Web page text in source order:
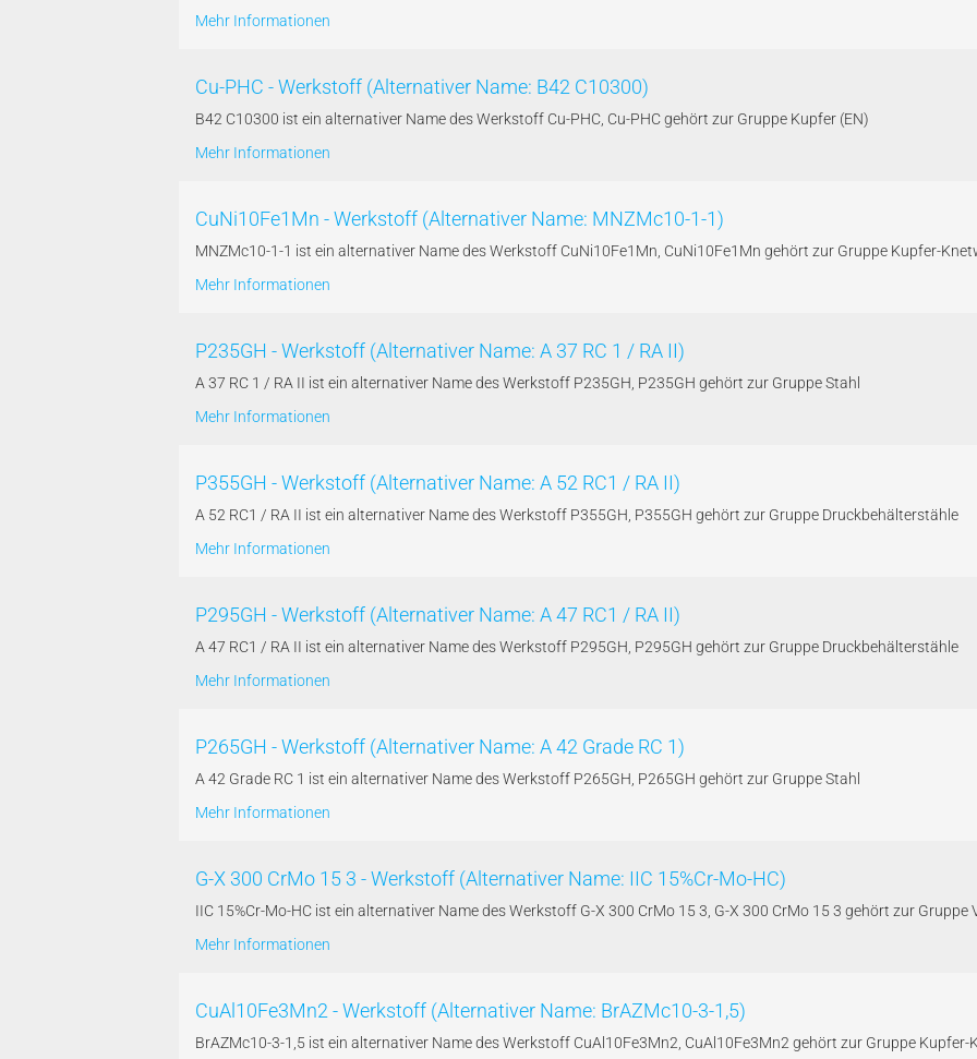
Mehr Informationen
Cu-PHC - Werkstoff (Alternativer Name: B42 C10300)
B42 C10300 ist ein alternativer Name des Werkstoff Cu-PHC, Cu-PHC gehört zur Gruppe Kupfer (EN)
Mehr Informationen
CuNi10Fe1Mn - Werkstoff (Alternativer Name: MNZMc10-1-1)
MNZMc10-1-1 ist ein alternativer Name des Werkstoff CuNi10Fe1Mn, CuNi10Fe1Mn gehört zur Gruppe Kupfer-
Mehr Informationen
P235GH - Werkstoff (Alternativer Name: A 37 RC 1 / RA II)
A 37 RC 1 / RA II ist ein alternativer Name des Werkstoff P235GH, P235GH gehört zur Gruppe Stahl
Mehr Informationen
P355GH - Werkstoff (Alternativer Name: A 52 RC1 / RA II)
A 52 RC1 / RA II ist ein alternativer Name des Werkstoff P355GH, P355GH gehört zur Gruppe Druckbehälterstähle
Mehr Informationen
P295GH - Werkstoff (Alternativer Name: A 47 RC1 / RA II)
A 47 RC1 / RA II ist ein alternativer Name des Werkstoff P295GH, P295GH gehört zur Gruppe Druckbehälterstähle
Mehr Informationen
P265GH - Werkstoff (Alternativer Name: A 42 Grade RC 1)
A 42 Grade RC 1 ist ein alternativer Name des Werkstoff P265GH, P265GH gehört zur Gruppe Stahl
Mehr Informationen
G-X 300 CrMo 15 3 - Werkstoff (Alternativer Name: IIC 15%Cr-Mo-HC)
IIC 15%Cr-Mo-HC ist ein alternativer Name des Werkstoff G-X 300 CrMo 15 3, G-X 300 CrMo 15 3 gehört zur Gruppe
Mehr Informationen
CuAl10Fe3Mn2 - Werkstoff (Alternativer Name: BrAZMc10-3-1,5)
BrAZMc10-3-1,5 ist ein alternativer Name des Werkstoff CuAl10Fe3Mn2, CuAl10Fe3Mn2 gehört zur Gruppe